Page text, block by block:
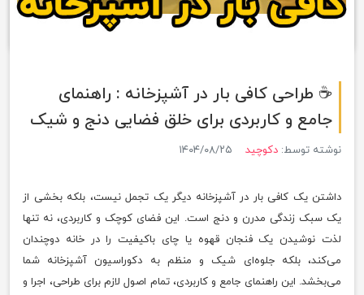
☕ طراحی کافی بار در آشپزخانه : راهنمای
جامع و کاربردی برای خلق فضایی دنج و شیک
نوشته توسط: دکوچید ۱۴۰۴/۰۸/۲۵
داشتن یک کافی بار در آشپزخانه دیگر یک تجمل نیست، بلکه بخشی از
یک سبک زندگی مدرن و دنج است. این فضای کوچک و کاربردی، نه تنها
لذت نوشیدن یک فنجان قهوه یا چای باکیفیت را در خانه دوچندان
می‌کند، بلکه جلوه‌ای شیک و منظم به دکوراسیون آشپزخانه شما
می‌بخشد. این راهنمای جامع و کاربردی، تمام اصول لازم برای طراحی، اجرا و